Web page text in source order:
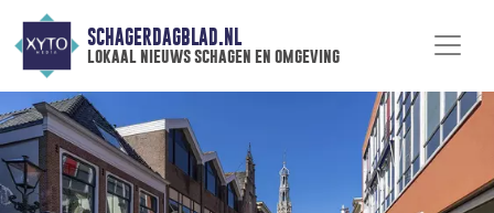
SCHAGERDAGBLAD.NL
lokaal nieuws schagen en omgeving